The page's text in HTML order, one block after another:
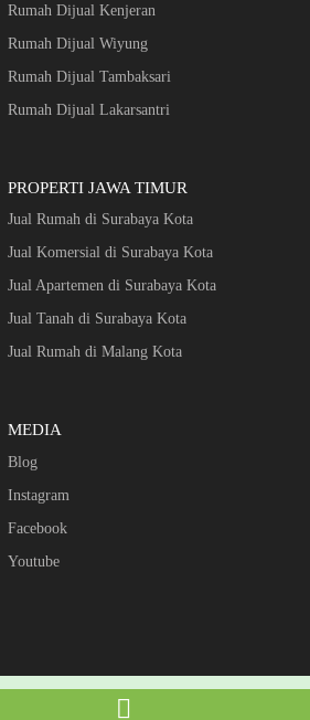
Rumah Dijual Kenjeran
Rumah Dijual Wiyung
Rumah Dijual Tambaksari
Rumah Dijual Lakarsantri
PROPERTI JAWA TIMUR
Jual Rumah di Surabaya Kota
Jual Komersial di Surabaya Kota
Jual Apartemen di Surabaya Kota
Jual Tanah di Surabaya Kota
Jual Rumah di Malang Kota
MEDIA
Blog
Instagram
Facebook
Youtube